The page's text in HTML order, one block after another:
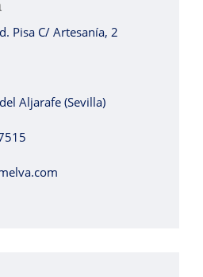
Pisa C/ Artesanía, 2
Aljarafe (Sevilla)